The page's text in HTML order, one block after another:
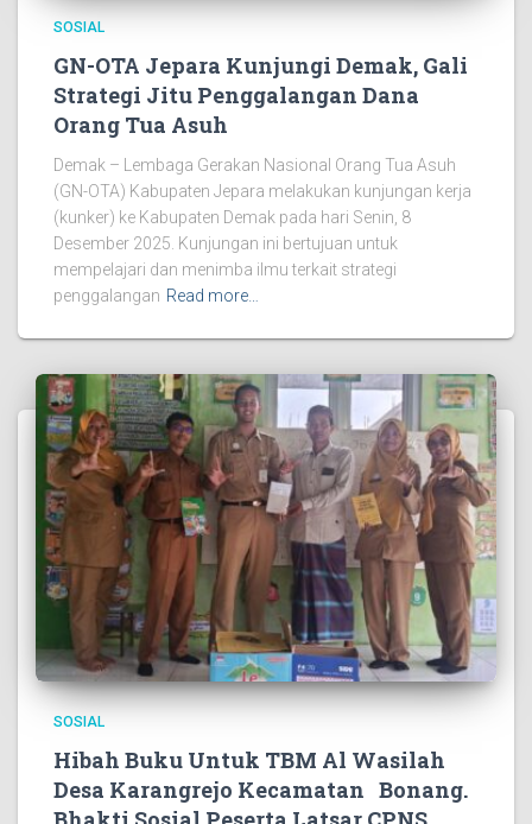
SOSIAL
GN-OTA Jepara Kunjungi Demak, Gali
Strategi Jitu Penggalangan Dana
Orang Tua Asuh
Demak – Lembaga Gerakan Nasional Orang Tua Asuh
(GN-OTA) Kabupaten Jepara melakukan kunjungan kerja
(kunker) ke Kabupaten Demak pada hari Senin, 8
Desember 2025. Kunjungan ini bertujuan untuk
mempelajari dan menimba ilmu terkait strategi
penggalangan Read more…
SOSIAL
Hibah Buku Untuk TBM Al Wasilah
Desa Karangrejo Kecamatan Bonang.